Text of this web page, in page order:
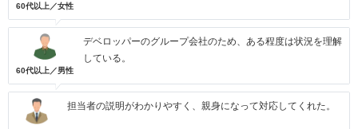
60代以上／女性
60代以上／男性
デベロッパーのグループ会社のため、ある程度は状況を理解
している。
担当者の説明がわかりやすく、親身になって対応してくれた。